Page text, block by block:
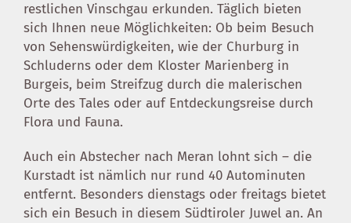
restlichen Vinschgau erkunden. Täglich bieten
sich Ihnen neue Möglichkeiten: Ob beim Besuch
von Sehenswürdigkeiten, wie der Churburg in
Schluderns oder dem Kloster Marienberg in
Burgeis, beim Streifzug durch die malerischen
Orte des Tales oder auf Entdeckungsreise durch
Flora und Fauna.
Auch ein Abstecher nach Meran lohnt sich – die
Kurstadt ist nämlich nur rund 40 Autominuten
entfernt. Besonders dienstags oder freitags bietet
sich ein Besuch in diesem Südtiroler Juwel an. An